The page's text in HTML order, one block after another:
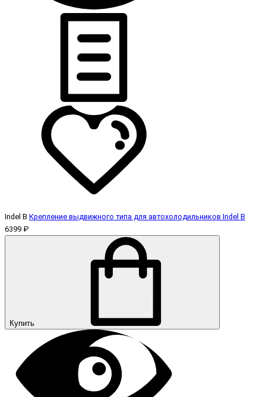
Indel B Крепление выдвижного типа для автохолодильников Indel B
6399 ₽
Купить